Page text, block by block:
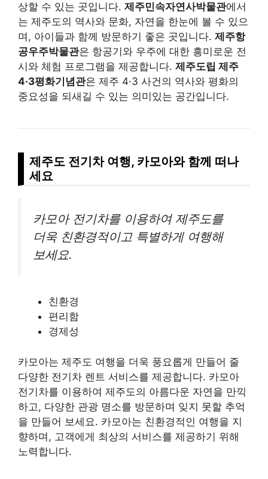
상할 수 있는 곳입니다. 제주민속자연사박물관에서
는 제주도의 역사와 문화, 자연을 한눈에 볼 수 있으
며, 아이들과 함께 방문하기 좋은 곳입니다. 제주항
공우주박물관은 항공기와 우주에 대한 흥미로운 전
시와 체험 프로그램을 제공합니다. 제주도립 제주
4·3평화기념관은 제주 4·3 사건의 역사와 평화의
중요성을 되새길 수 있는 의미있는 공간입니다.
제주도 전기차 여행, 카모아와 함께 떠나
세요
카모아 전기차를 이용하여 제주도를
더욱 친환경적이고 특별하게 여행해
보세요.
친환경
편리함
경제성
카모아는 제주도 여행을 더욱 풍요롭게 만들어 줄
다양한 전기차 렌트 서비스를 제공합니다. 카모아
전기차를 이용하여 제주도의 아름다운 자연을 만끽
하고, 다양한 관광 명소를 방문하며 잊지 못할 추억
을 만들어 보세요. 카모아는 친환경적인 여행을 지
향하며, 고객에게 최상의 서비스를 제공하기 위해
노력합니다.